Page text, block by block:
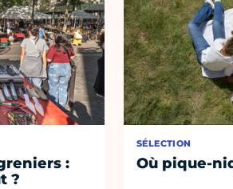
:
?
SÉLECTION
Où pique-